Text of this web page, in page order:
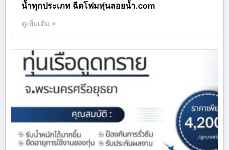
น้ำทุกประเภท ฉีดโฟมทุ่นลอยน้ำ.com
ดูเพิ่มเติม »